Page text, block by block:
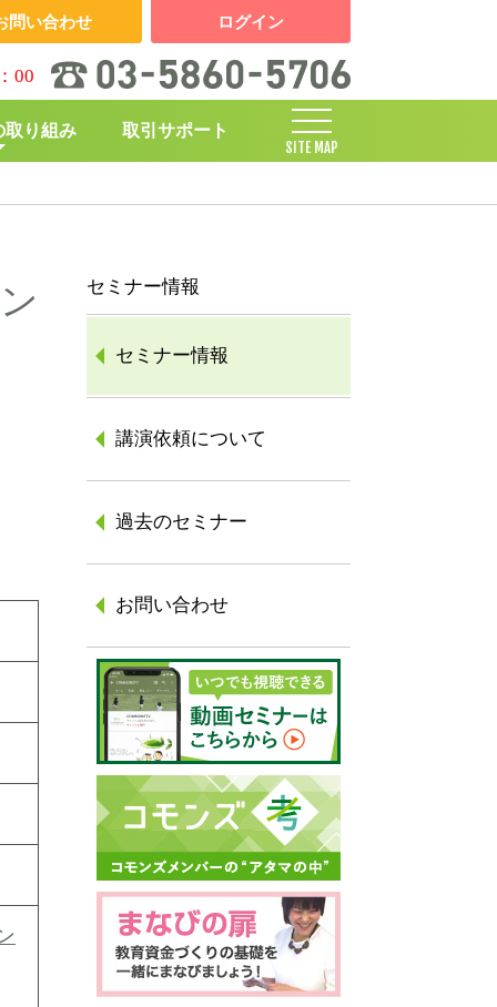
取り組み 取引サポート
SITE MAP
問い合わせ ログイン
00
セミナー情報
セミナー情報
講演依頼について
過去のセミナー
お問い合わせ